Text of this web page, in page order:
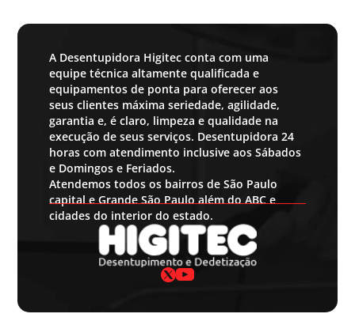
A Desentupidora Higitec conta com uma
equipe técnica altamente qualificada e
equipamentos de ponta para oferecer aos
seus clientes máxima seriedade, agilidade,
garantia e, é claro, limpeza e qualidade na
execução de seus serviços. Desentupidora 24
horas com atendimento inclusive aos Sábados
e Domingos e Feriados.
Atendemos todos os bairros de São Paulo
capital e Grande São Paulo além do ABC e
cidades do interior do estado.